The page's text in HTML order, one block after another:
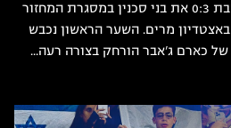
מכבי נתניה ניצחה במוצאי שבת 0:3 את בני סכנין במסגרת המחזור
מרים. השער הראשון נכבש